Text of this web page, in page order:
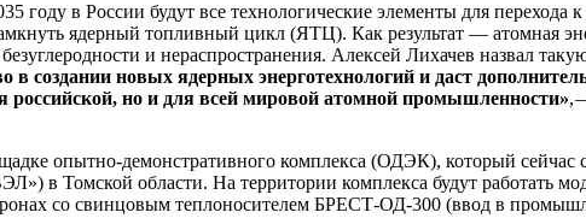
в России будут все технологические элементы для перехода
ядерный топливный цикл (ЯТЦ). Как результат — ​атомная
и нераспространения. Алексей Лихачев назвал
создании новых ядерных энерготехнологий и даст
российской, но и для всей мировой атомной промышленности»,
опытно-­демонстративного комплекса (ОДЭК), который
в Томской области. На территории комплекса будут работать
со свинцовым теплоносителем БРЕСТ-ОД‑300 (ввод в